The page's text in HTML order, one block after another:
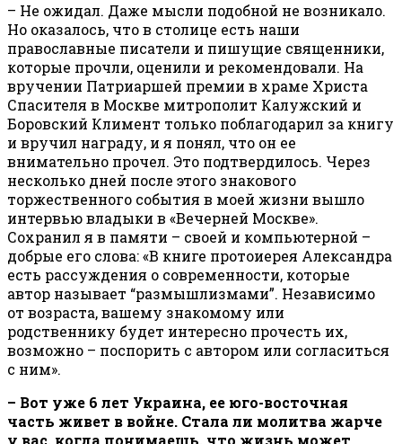
– Не ожидал. Даже мысли подобной не возникало.
Но оказалось, что в столице есть наши
православные писатели и пишущие священники,
которые прочли, оценили и рекомендовали. На
вручении Патриаршей премии в храме Христа
Спасителя в Москве митрополит Калужский и
Боровский Климент только поблагодарил за книгу
и вручил награду, и я понял, что он ее
внимательно прочел. Это подтвердилось. Через
несколько дней после этого знакового
торжественного события в моей жизни вышло
интервью владыки в «Вечерней Москве».
Сохранил я в памяти – своей и компьютерной –
добрые его слова: «В книге протоиерея Александра
есть рассуждения о современности, которые
автор называет “размышлизмами”. Независимо
от возраста, вашему знакомому или
родственнику будет интересно прочесть их,
возможно – поспорить с автором или согласиться
с ним».
– Вот уже 6 лет Украина, ее юго-восточная
часть живет в войне. Стала ли молитва жарче
у вас, когда понимаешь, что жизнь может